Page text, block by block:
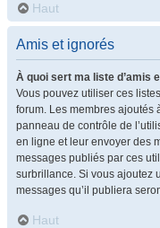
Haut
Amis et ignorés
À quoi sert ma liste d’amis
Vous pouvez utiliser ces
forum. Les membres ajoutés
panneau de contrôle de
en ligne et leur envoyer des
messages publiés par ces
surbrillance. Si vous ajoutez
messages qu’il publiera
Haut